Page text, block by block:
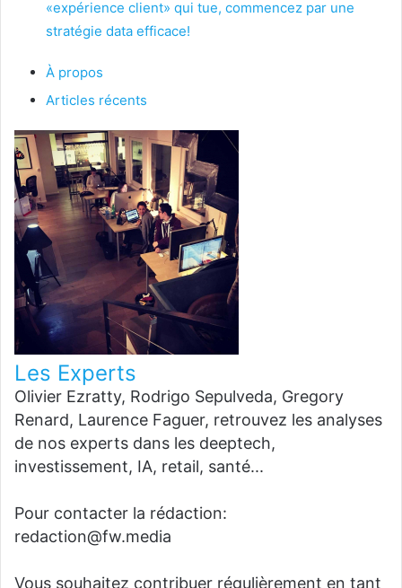
«expérience client» qui tue, commencez par une
stratégie data efficace!
À propos
Articles récents
Les Experts
Olivier Ezratty, Rodrigo Sepulveda, Gregory
Renard, Laurence Faguer, retrouvez les analyses
de nos experts dans les deeptech,
investissement, IA, retail, santé...
Pour contacter la rédaction:
redaction@fw.media
Vous souhaitez contribuer régulièrement en tant